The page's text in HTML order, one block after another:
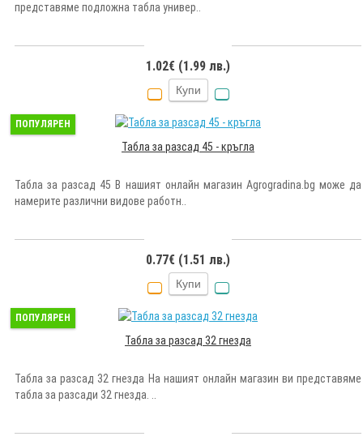
представяме подложна табла универ..
1.02€ (1.99 лв.)
Купи
ПОПУЛЯРЕН
Табла за разсад 45 - кръгла
Табла за разсад 45 В нашият онлайн магазин Agrogradina.bg може да
намерите различни видове работн..
0.77€ (1.51 лв.)
Купи
ПОПУЛЯРЕН
Табла за разсад 32 гнезда
Табла за разсад 32 гнезда На нашият онлайн магазин ви представяме
табла за разсади 32 гнезда. ..